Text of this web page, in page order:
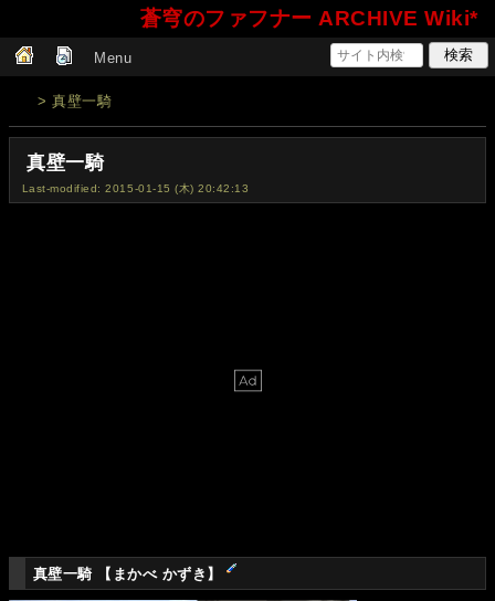
蒼穹のファフナー ARCHIVE Wiki*
Menu
> 真壁一騎
真壁一騎
Last-modified: 2015-01-15 (木) 20:42:13
真壁一騎 【まかべ かずき】